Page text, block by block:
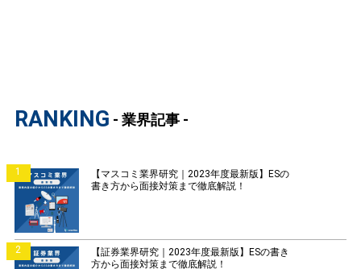
RANKING - 業界記事 -
1
【マスコミ業界研究｜2023年度最新版】ESの
書き方から面接対策まで徹底解説！
2
【証券業界研究｜2023年度最新版】ESの書き
方から面接対策まで徹底解説！